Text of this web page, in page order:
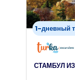
1-дневный
СТАМБУЛ